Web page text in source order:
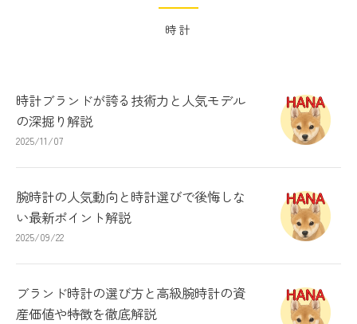
時計
時計ブランドが誇る技術力と人気モデル
の深掘り解説
2025/11/07
腕時計の人気動向と時計選びで後悔しな
い最新ポイント解説
2025/09/22
ブランド時計の選び方と高級腕時計の資
産価値や特徴を徹底解説